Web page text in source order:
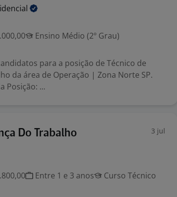
Ensino Médio (2º Grau)
para a posição de Técnico de
da área de Operação | Zona Norte SP.
Posição: ...
Do Trabalho 3 jul
Entre 1 e 3 anos
Curso Técnico